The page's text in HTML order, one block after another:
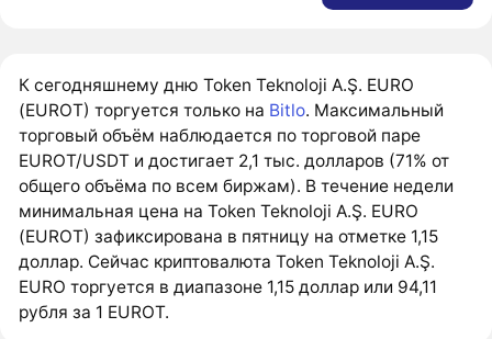
К сегодняшнему дню Token Teknoloji A.Ş. EURO
(EUROT) торгуется только на Bitlo. Максимальный
торговый объём наблюдается по торговой паре
EUROT/USDT и достигает 2,1 тыс. долларов (71% от
общего объёма по всем биржам). В течение недели
минимальная цена на Token Teknoloji A.Ş. EURO
(EUROT) зафиксирована в пятницу на отметке 1,15
доллар. Сейчас криптовалюта Token Teknoloji A.Ş.
EURO торгуется в диапазоне 1,15 доллар или 94,11
рубля за 1 EUROT.